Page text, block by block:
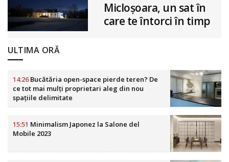
Micloșoara, un sat în
care te întorci în timp
ULTIMA ORĂ
14:26Bucătăria open-space pierde teren? De
ce tot mai mulți proprietari aleg din nou
spațiile delimitate
15:51 Minimalism Japonez la Salone del
Mobile 2023